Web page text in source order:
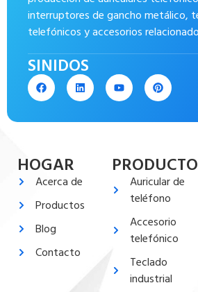
interruptores de gancho metálico,
telefónicos y accesorios
SINIDOS
HOGAR
Acerca de
Productos
Blog
Contacto
Auricular de
teléfono
Accesorio
telefónico
Teclado
industrial